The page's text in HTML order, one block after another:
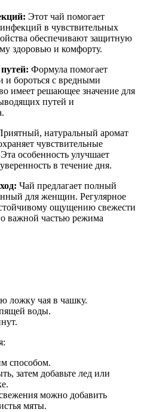
Этот чай помогает
в чувствительных
обеспечивают защитную
здоровью и комфорту.
Формула помогает
бороться с вредными
имеет решающее значение для
путей и
натуральный аромат
чувствительные
особенность улучшает
в течение дня.
Чай предлагает полный
для женщин. Регулярное
ощущению свежести
важной частью режима
ложку чая в чашку.
воды.
способом.
затем добавьте лед или
можно добавить
мяты.